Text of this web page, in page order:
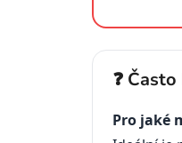
❓
Pro jaké